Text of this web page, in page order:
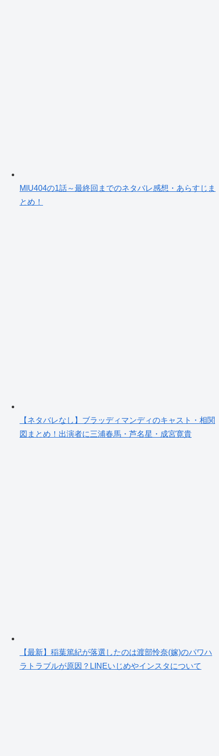
MIU404の1話～最終回までのネタバレ感想・あらすじま
とめ！
【ネタバレなし】ブラッディマンディのキャスト・相関
図まとめ！出演者に三浦春馬・芦名星・成宮寛貴
【最新】稲葉篤紀が落選したのは渡部怜奈(嫁)のパワハ
ラトラブルが原因？LINEいじめやインスタについて